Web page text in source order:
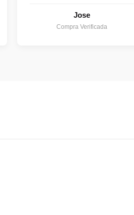
Jose
Compra Verificada